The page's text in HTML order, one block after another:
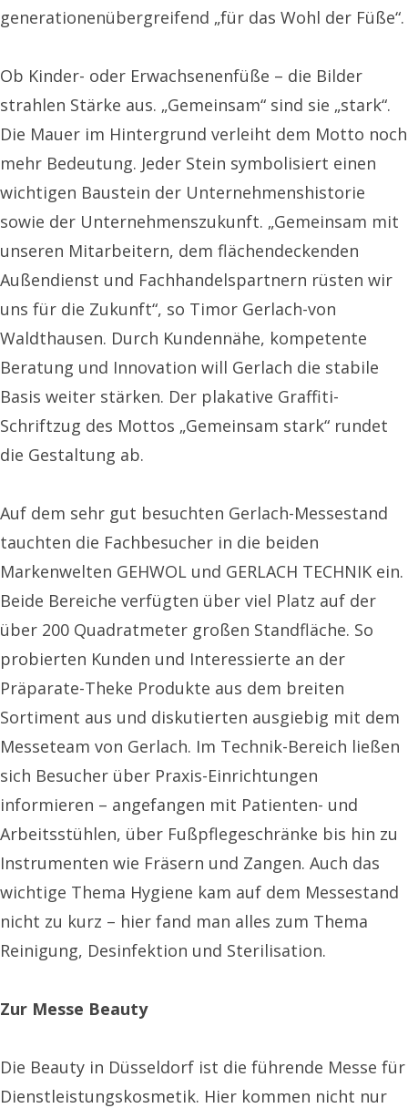
generationenübergreifend „für das Wohl der Füße“.
Ob Kinder- oder Erwachsenenfüße – die Bilder
strahlen Stärke aus. „Gemeinsam“ sind sie „stark“.
Die Mauer im Hintergrund verleiht dem Motto noch
mehr Bedeutung. Jeder Stein symbolisiert einen
wichtigen Baustein der Unternehmenshistorie
sowie der Unternehmenszukunft. „Gemeinsam mit
unseren Mitarbeitern, dem flächendeckenden
Außendienst und Fachhandelspartnern rüsten wir
uns für die Zukunft“, so Timor Gerlach-von
Waldthausen. Durch Kundennähe, kompetente
Beratung und Innovation will Gerlach die stabile
Basis weiter stärken. Der plakative Graffiti-
Schriftzug des Mottos „Gemeinsam stark“ rundet
die Gestaltung ab.
Auf dem sehr gut besuchten Gerlach-Messestand
tauchten die Fachbesucher in die beiden
Markenwelten GEHWOL und GERLACH TECHNIK ein.
Beide Bereiche verfügten über viel Platz auf der
über 200 Quadratmeter großen Standfläche. So
probierten Kunden und Interessierte an der
Präparate-Theke Produkte aus dem breiten
Sortiment aus und diskutierten ausgiebig mit dem
Messeteam von Gerlach. Im Technik-Bereich ließen
sich Besucher über Praxis-Einrichtungen
informieren – angefangen mit Patienten- und
Arbeitsstühlen, über Fußpflegeschränke bis hin zu
Instrumenten wie Fräsern und Zangen. Auch das
wichtige Thema Hygiene kam auf dem Messestand
nicht zu kurz – hier fand man alles zum Thema
Reinigung, Desinfektion und Sterilisation.
Zur Messe Beauty
Die Beauty in Düsseldorf ist die führende Messe für
Dienstleistungskosmetik. Hier kommen nicht nur